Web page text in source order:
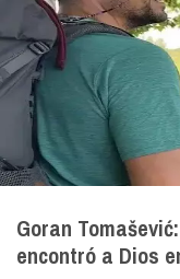
Goran
encontró a Dios